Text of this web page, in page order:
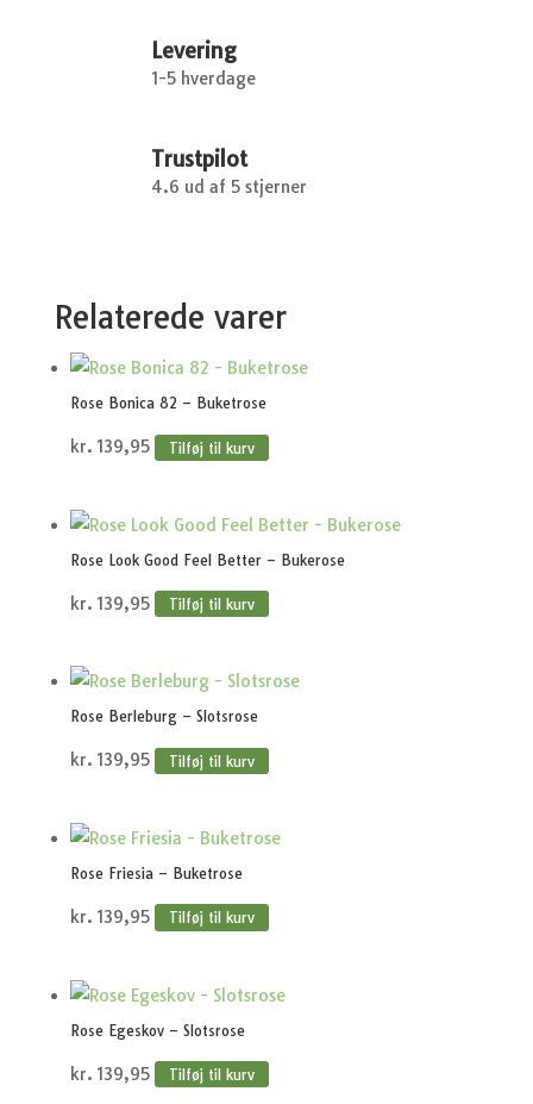
Levering
1-5 hverdage
Trustpilot
4.6 ud af 5 stjerner
Relaterede varer
Rose Bonica 82 – Buketrose
kr. 139,95 Tilføj til kurv
Rose Look Good Feel Better – Bukerose
kr. 139,95 Tilføj til kurv
Rose Berleburg – Slotsrose
kr. 139,95 Tilføj til kurv
Rose Friesia – Buketrose
kr. 139,95 Tilføj til kurv
Rose Egeskov – Slotsrose
kr. 139,95 Tilføj til kurv